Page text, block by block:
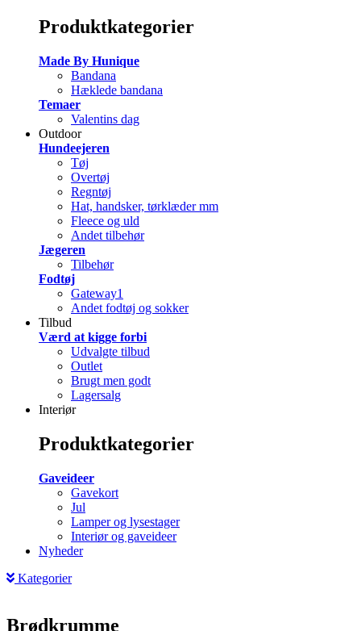
Produktkategorier
Made By Hunique
Bandana
Hæklede bandana
Temaer
Valentins dag
Outdoor
Hundeejeren
Tøj
Overtøj
Regntøj
Hat, handsker, tørklæder mm
Fleece og uld
Andet tilbehør
Jægeren
Tilbehør
Fodtøj
Gateway1
Andet fodtøj og sokker
Tilbud
Værd at kigge forbi
Udvalgte tilbud
Outlet
Brugt men godt
Lagersalg
Interiør
Produktkategorier
Gaveideer
Gavekort
Jul
Lamper og lysestager
Interiør og gaveideer
Nyheder
Kategorier
Brødkrumme